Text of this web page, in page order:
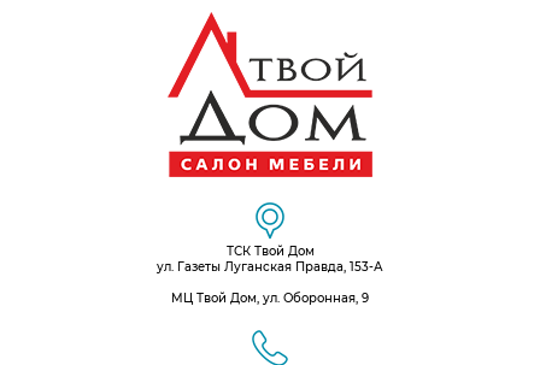
ТСК Твой Дом
ул. Газеты Луганская Правда, 153-А
МЦ Твой Дом, ул. Оборонная, 9